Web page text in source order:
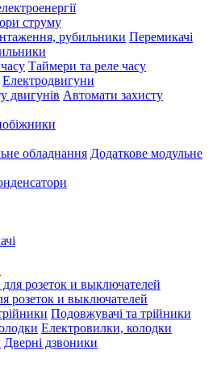
струму
Перемикачі
Таймери та реле часу
Електродвигуни
Автомати захисту
Додаткове модульне
розеток и выключателей
Подовжувачі та трійники
Електровилки, колодки
Дверні дзвоники